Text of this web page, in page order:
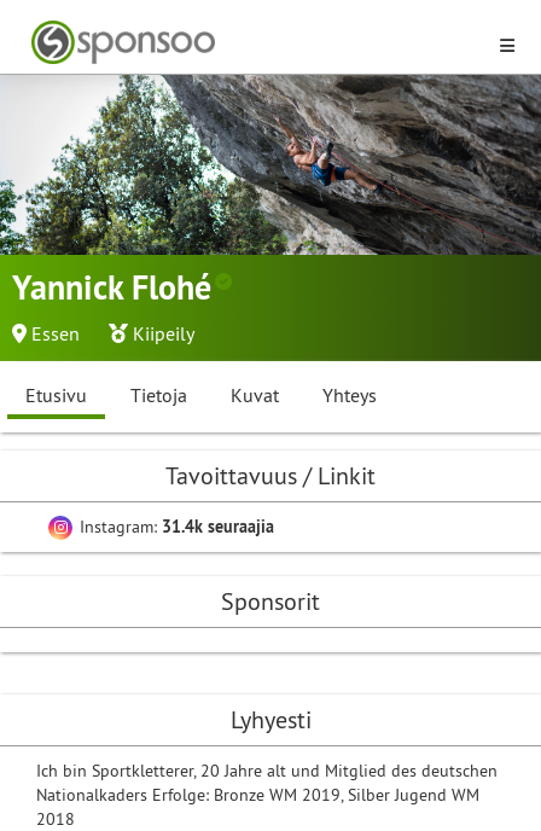
Yannick Flohé
Essen Kiipeily
Etusivu Tietoja Kuvat Yhteys
Lyhyesti
Ich bin Sportkletterer, 20 Jahre alt und Mitglied des deutschen
Nationalkaders Erfolge: Bronze WM 2019, Silber Jugend WM
2018
Tavoittavuus / Linkit
Instagram: 31.4k seuraajia
Sponsorit